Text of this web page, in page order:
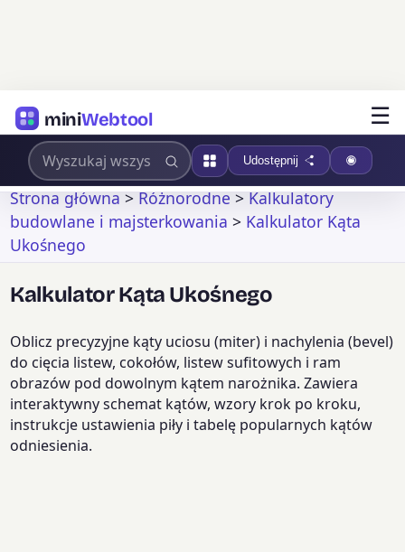
miniWebtool ☰
Udostępnij
Strona główna>Różnorodne>Kalkulatory
budowlane i majsterkowania > Kalkulator Kąta
Ukośnego
Kalkulator Kąta Ukośnego
Oblicz precyzyjne kąty uciosu (miter) i nachylenia (bevel)
do cięcia listew, cokołów, listew sufitowych i ram
obrazów pod dowolnym kątem narożnika. Zawiera
interaktywny schemat kątów, wzory krok po kroku,
instrukcje ustawienia piły i tabelę popularnych kątów
odniesienia.